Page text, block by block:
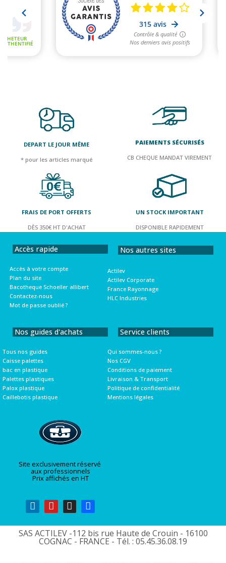
DEPART LE JOUR MÊME
* pour les articles marqué
PAIEMENTS SÉCURISÉS
CB CHEQUE MANDAT VIREMENT
FRAIS DE PORT OFFERTS
DÈS 350€ HT D'ACHAT
UN STOCK IMPORTANT
DISPONIBLE RAPIDEMENT
Accès rapide
Accès à votre compte
Plan du site
Bacotheque Schoeller allibert
Contactez-nous
Mot de passe oublié ?
Nos autres sites
Actilev
Actilev Corporate
France Rayonnage
HLC Industries
Nos guides d'achats
Tous nos guides
Caisse palettes
bac en plastique
Palettes plastiques
Palox plastique
Caillebotis plastique
Service clients
Qui sommes-nous ?
Nos CGV
Conditions de paiement
Livraison & Transport
Politique de confidentialité
Mentions légales
Site exclusivement réservé
aux professionnels
Prix affichés en HT
SAS ACTILEV -112 bis rue Haute de Crouin - 16100
COGNAC - FRANCE - Tél. : 05.45.36.08.19​